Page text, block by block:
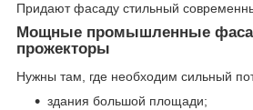
Придают фасаду стильный
Мощные промышленные
прожекторы
Нужны там, где необходим сильный
здания большой площади;